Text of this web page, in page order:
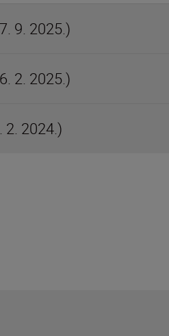
9. 2025.)
2. 2025.)
2. 2024.)